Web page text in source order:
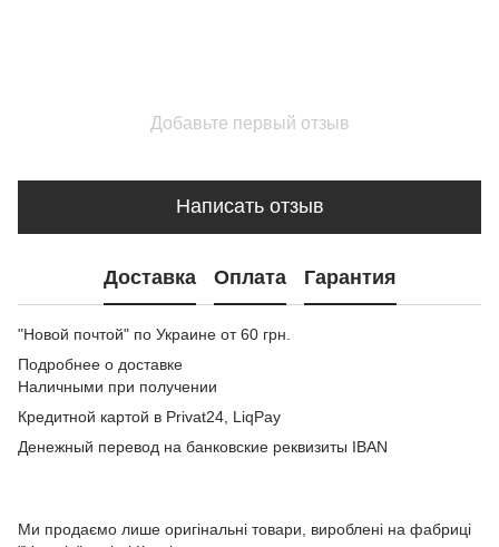
Добавьте первый отзыв
Написать отзыв
Доставка Оплата Гарантия
"Новой почтой" по Украине от 60 грн.
Подробнее о доставке
Наличными при получении
Кредитной картой в Privat24, LiqPay
Денежный перевод на банковские реквизиты IBAN
Ми продаємо лише оригінальні товари, вироблені на фабриці